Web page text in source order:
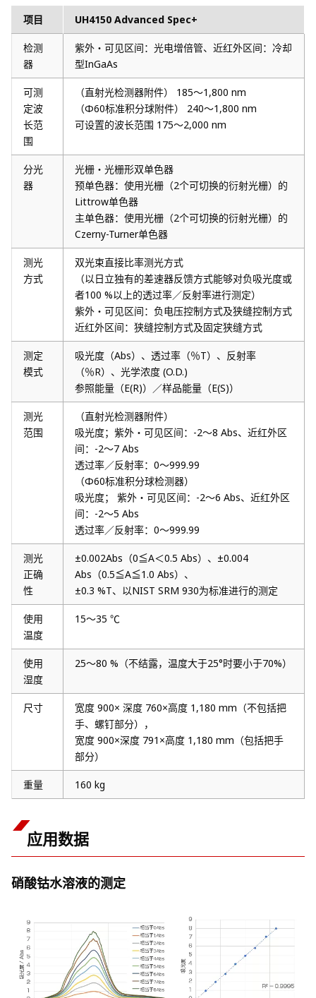
项目 UH4150 Advanced Spec+
检测
器
紫外・可见区间：光电增倍管、近红外区间：冷却
型InGaAs
可测
定波
长范
围
（直射光检测器附件） 185～1,800 nm
（Φ60标准积分球附件） 240～1,800 nm
可设置的波长范围 175～2,000 nm
分光
器
光栅・光栅形双单色器
预单色器：使用光栅（2个可切换的衍射光栅）的
Littrow单色器
主单色器：使用光栅（2个可切换的衍射光栅）的
Czerny-Turner单色器
测光
方式
双光束直接比率测光方式
（以日立独有的差速器反馈方式能够对负吸光度或
者100 %以上的透过率／反射率进行测定）
紫外・可见区间：负电压控制方式及狭缝控制方式
近红外区间：狭缝控制方式及固定狭缝方式
测定
模式
吸光度（Abs）、透过率（％T）、反射率
（％R）、光学浓度 (O.D.)
参照能量（E(R)）／样品能量（E(S)）
测光
范围
（直射光检测器附件）
吸光度；紫外・可见区间：-2～8 Abs、近红外区
间：-2～7 Abs
透过率／反射率：0～999.99
（Φ60标准积分球检测器）
吸光度； 紫外・可见区间：-2～6 Abs、近红外区
间：-2～5 Abs
透过率／反射率：0～999.99
测光
正确
性
±0.002Abs（0≦A＜0.5 Abs）、±0.004
Abs（0.5≦A≦1.0 Abs）、
±0.3 %T、以NIST SRM 930为标准进行的测定
使用
温度
15～35 ℃
使用
湿度
25～80 %（不结露，温度大于25°时要小于70%）
尺寸
宽度 900× 深度 760×高度 1,180 mm（不包括把
手、螺钉部分），
宽度 900×深度 791×高度 1,180 mm（包括把手
部分）
重量 160 kg
应用数据
硝酸钴水溶液的测定